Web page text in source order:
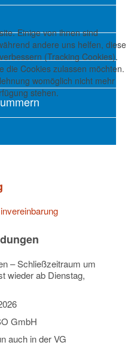
– Schließzeitraum um
wieder ab Dienstag,
GmbH
auch in der VG
Einige von ihnen sind
andere uns helfen, diese
(Tracking Cookies).
die Cookies zulassen möchten.
womöglich nicht mehr
stehen.